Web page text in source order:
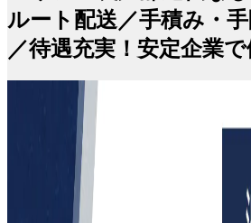
ルート配送／手積み・
／待遇充実！安定企業